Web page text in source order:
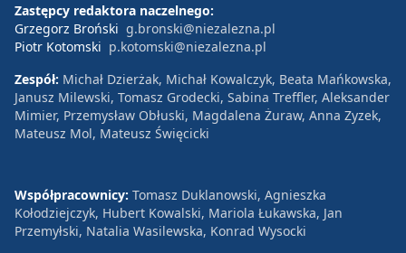
Zastępcy redaktora naczelnego:
Grzegorz Broński g.bronski@niezalezna.pl
Piotr Kotomski p.kotomski@niezalezna.pl
Zespół: Michał Dzierżak, Michał Kowalczyk, Beata Mańkowska,
Janusz Milewski, Tomasz Grodecki, Sabina Treffler, Aleksander
Mimier, Przemysław Obłuski, Magdalena Żuraw, Anna Zyzek,
Mateusz Mol, Mateusz Święcicki
Współpracownicy: Tomasz Duklanowski, Agnieszka
Kołodziejczyk, Hubert Kowalski, Mariola Łukawska, Jan
Przemyłski, Natalia Wasilewska, Konrad Wysocki